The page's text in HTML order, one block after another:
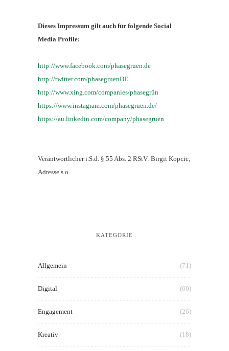
Dieses Impressum gilt auch für folgende Social
Media Profile:
http://www.facebook.com/phasegruen.de
http://twitter.com/phasegruenDE
http://www.xing.com/companies/phasegrün
https://www.instagram.com/phasegruen.de/
https://au.linkedin.com/company/phasegruen
Verantwortlicher i.S.d. § 55 Abs. 2 RStV: Birgit Kopcic,
Adresse s.o.
KATEGORIE
Allgemein (71)
Digital (60)
Engagement (26)
Kreativ (18)